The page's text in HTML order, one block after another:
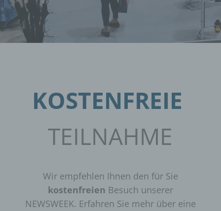
KOSTENFREIE
TEILNAHME
Wir empfehlen Ihnen den für Sie
kostenfreien Besuch unserer
NEWSWEEK. Erfahren Sie mehr über eine